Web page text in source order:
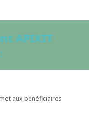
APIXIT
aux bénéficiaires